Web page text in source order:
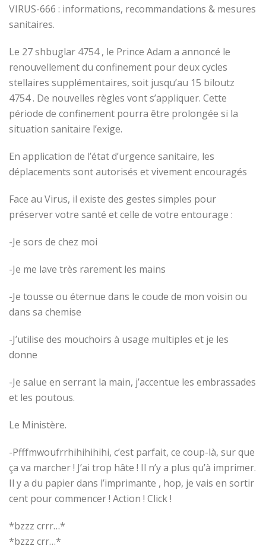
VIRUS-666 : informations, recommandations & mesures
sanitaires.
Le 27 shbuglar 4754 , le Prince Adam a annoncé le
renouvellement du confinement pour deux cycles
stellaires supplémentaires, soit jusqu’au 15 biloutz
4754 . De nouvelles règles vont s’appliquer. Cette
période de confinement pourra être prolongée si la
situation sanitaire l’exige.
En application de l’état d’urgence sanitaire, les
déplacements sont autorisés et vivement encouragés
Face au Virus, il existe des gestes simples pour
préserver votre santé et celle de votre entourage :
-Je sors de chez moi
-Je me lave très rarement les mains
-Je tousse ou éternue dans le coude de mon voisin ou
dans sa chemise
-J’utilise des mouchoirs à usage multiples et je les
donne
-Je salue en serrant la main, j’accentue les embrassades
et les poutous.
Le Ministère.
-Pfffmwoufrrhihihihihi, c’est parfait, ce coup-là, sur que
ça va marcher ! J’ai trop hâte ! Il n’y a plus qu’à imprimer.
Il y a du papier dans l’imprimante , hop, je vais en sortir
cent pour commencer ! Action ! Click !
*bzzz crrr…*
*bzzz crr…*